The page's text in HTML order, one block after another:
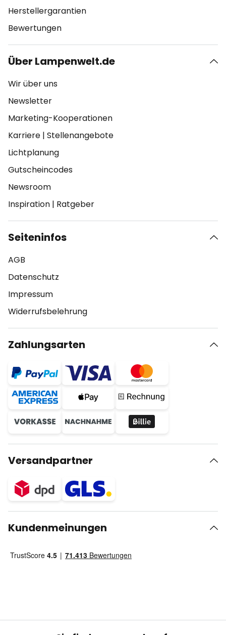
Herstellergarantien
Bewertungen
Über Lampenwelt.de
Wir über uns
Newsletter
Marketing-Kooperationen
Karriere | Stellenangebote
Lichtplanung
Gutscheincodes
Newsroom
Inspiration | Ratgeber
Seiteninfos
AGB
Datenschutz
Impressum
Widerrufsbelehrung
Zahlungsarten
Versandpartner
Kundenmeinungen